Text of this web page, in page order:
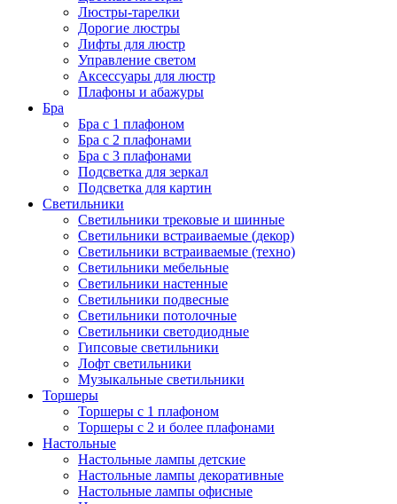
Люстры-тарелки
Дорогие люстры
Лифты для люстр
Управление светом
Аксессуары для люстр
Плафоны и абажуры
Бра
Бра с 1 плафоном
Бра с 2 плафонами
Бра с 3 плафонами
Подсветка для зеркал
Подсветка для картин
Светильники
Светильники трековые и шинные
Светильники встраиваемые (декор)
Светильники встраиваемые (техно)
Светильники мебельные
Светильники настенные
Светильники подвесные
Светильники потолочные
Светильники светодиодные
Гипсовые светильники
Лофт светильники
Музыкальные светильники
Торшеры
Торшеры с 1 плафоном
Торшеры с 2 и более плафонами
Настольные
Настольные лампы детские
Настольные лампы декоративные
Настольные лампы офисные